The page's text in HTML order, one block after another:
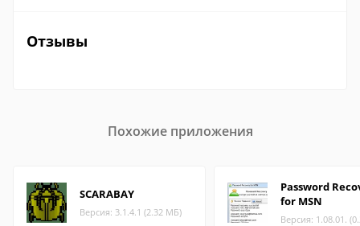
Отзывы
Похожие приложения
SCARABAY
Версия: 3.1.4.1 (2.32 МБ)
Password
for MSN
Версия: 1.08.01.